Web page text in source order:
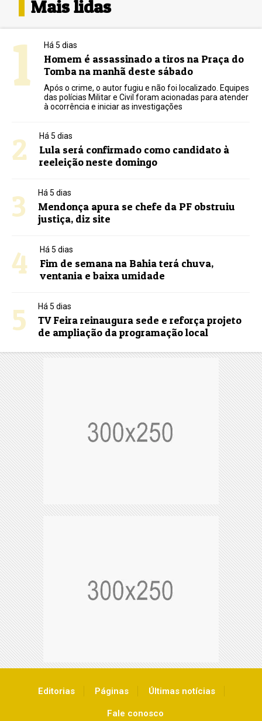
Mais lidas
1 Há 5 dias
Homem é assassinado a tiros na Praça do
Tomba na manhã deste sábado
Após o crime, o autor fugiu e não foi localizado. Equipes
das polícias Militar e Civil foram acionadas para atender
à ocorrência e iniciar as investigações
2 Há 5 dias
Lula será confirmado como candidato à
reeleição neste domingo
3 Há 5 dias
Mendonça apura se chefe da PF obstruiu
justiça, diz site
4 Há 5 dias
Fim de semana na Bahia terá chuva,
ventania e baixa umidade
5 Há 5 dias
TV Feira reinaugura sede e reforça projeto
de ampliação da programação local
Editorias Páginas Últimas notícias
Fale conosco